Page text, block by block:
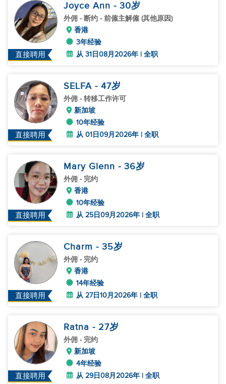
直接聘用
Joyce Ann - 30岁
外佣 - 断约 - 前僱主解僱 (其他原因)
香港
3年经验
从 31日08月2026年 | 全职
直接聘用
SELFA - 47岁
外佣 - 转移工作许可
新加坡
10年经验
从 01日09月2026年 | 全职
直接聘用
Mary Glenn - 36岁
外佣 - 完约
香港
10年经验
从 25日09月2026年 | 全职
直接聘用
Charm - 35岁
外佣 - 完约
香港
14年经验
从 27日10月2026年 | 全职
直接聘用
Ratna - 27岁
外佣 - 完约
新加坡
4年经验
从 29日08月2026年 | 全职